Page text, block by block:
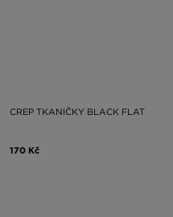
CREP TKANIČKY BLACK FLAT
170 Kč